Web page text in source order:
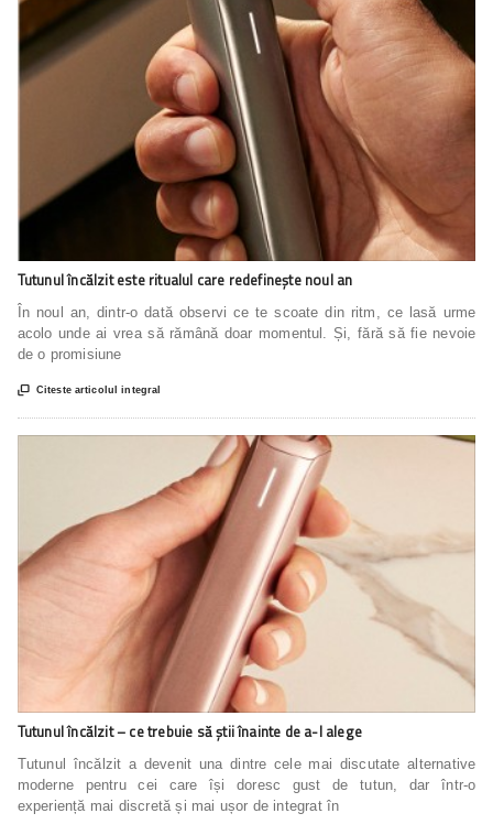
Tutunul încălzit este ritualul care redefinește noul an
În noul an, dintr-o dată observi ce te scoate din ritm, ce lasă urme
acolo unde ai vrea să rămână doar momentul. Și, fără să fie nevoie
de o promisiune
 Citeste articolul integral
Tutunul încălzit – ce trebuie să știi înainte de a-l alege
Tutunul încălzit a devenit una dintre cele mai discutate alternative
moderne pentru cei care își doresc gust de tutun, dar într-o
experiență mai discretă și mai ușor de integrat în